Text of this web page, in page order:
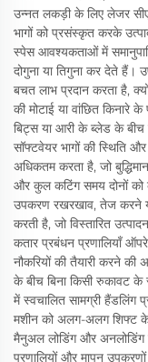
उन्नत लकड़ी के लिए लेजर
भागों को प्रसंस्कृत करके
स्पेस आवश्यकताओं में
दोगुना या तिगुना कर देते हैं।
बचत लाभ प्रदान करता है,
की मोटाई या वांछित किनारे
बिट्स या आरी के ब्लेड के बीच
सॉफ्टवेयर भागों की स्थिति
अधिकतम करता है, जो
और कुल कटिंग समय दोनों
उपकरण रखरखाव, तेज करने
करती है, जो विस्तारित
कतार प्रबंधन प्रणालियाँ
नौकरियों की तैयारी करने की
के बीच बिना किसी रुकावट के
में स्वचालित सामग्री
मशीन को अलग-अलग शिफ्ट के
मैनुअल लोडिंग और अनलोडिंग
प्रणालियों और मापन